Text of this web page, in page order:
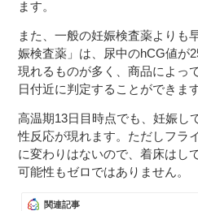
ます。
また、一般の妊娠検査薬よりも
娠検査薬」は、尿中のhCG値が
現れるものが多く、商品によっ
日付近に判定することができます
高温期13日目時点でも、妊娠し
性反応が現れます。ただしフラ
に変わりはないので、着床はし
可能性もゼロではありません。
関連記事